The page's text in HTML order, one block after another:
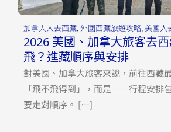
加拿大人去西藏,外國西藏旅遊攻略,美國人
2026 美國、加拿大旅客去
飛？進藏順序與安排
對美國、加拿大旅客來說，前往西藏
「飛不飛得到」，而是——行程安排
要走對順序。 […]